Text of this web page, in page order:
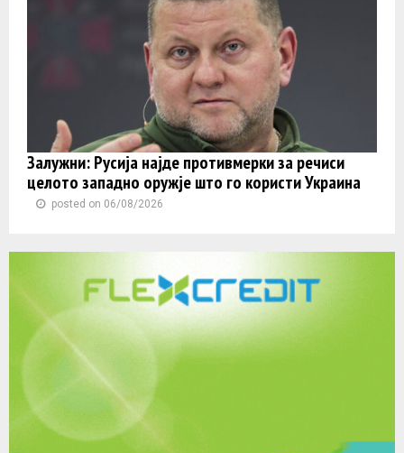
Залужни: Русија најде противмерки за речиси
целото западно оружје што го користи Украина
posted on 06/08/2026